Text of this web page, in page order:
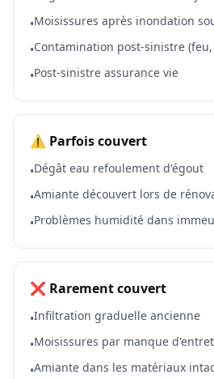
•Moisissures après inondation
•Contamination post-sinistre
•Post-sinistre assurance vie
⚠️ Parfois couvert
•Dégât eau refoulement d'égout
•Amiante découvert lors de
•Problèmes humidité dans
❌ Rarement couvert
•Infiltration graduelle ancienne
•Moisissures par manque
•Amiante dans les matériaux